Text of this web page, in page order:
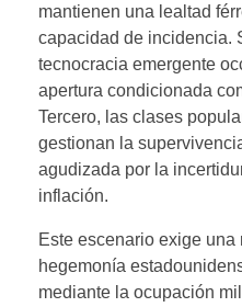
mantienen una lealtad
capacidad de incidencia.
tecnocracia emergente
apertura condicionada
Tercero, las clases
gestionan la
agudizada por la
inflación.
Este escenario exige
hegemonía
mediante la ocupación